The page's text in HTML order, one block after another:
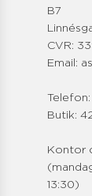
B7
CVR:
Email:
Telefon:
Butik:
Kontor
13:30)